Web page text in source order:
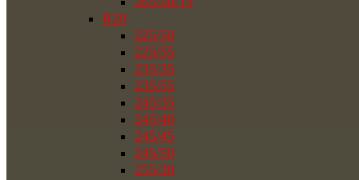
R20
225/50
225/55
235/35
235/55
245/35
245/40
245/45
245/50
255/30